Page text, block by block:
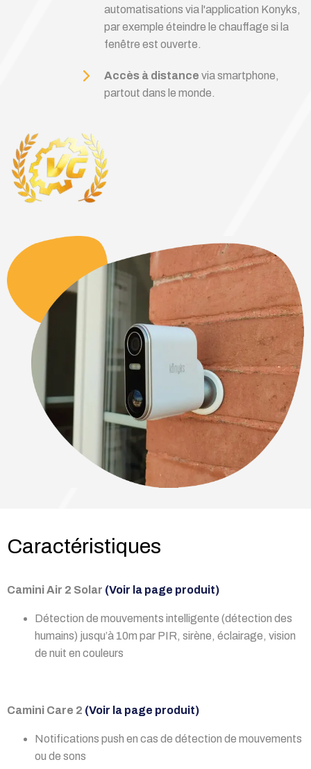
automatisations via l'application Konyks,
par exemple éteindre le chauffage si la
fenêtre est ouverte.
Accès à distance via smartphone,
partout dans le monde.
Caractéristiques
Camini Air 2 Solar (Voir la page produit)
Détection de mouvements intelligente (détection des
humains) jusqu’à 10m par PIR, sirène, éclairage, vision
de nuit en couleurs
Camini Care 2 (Voir la page produit)
Notifications push en cas de détection de mouvements
ou de sons